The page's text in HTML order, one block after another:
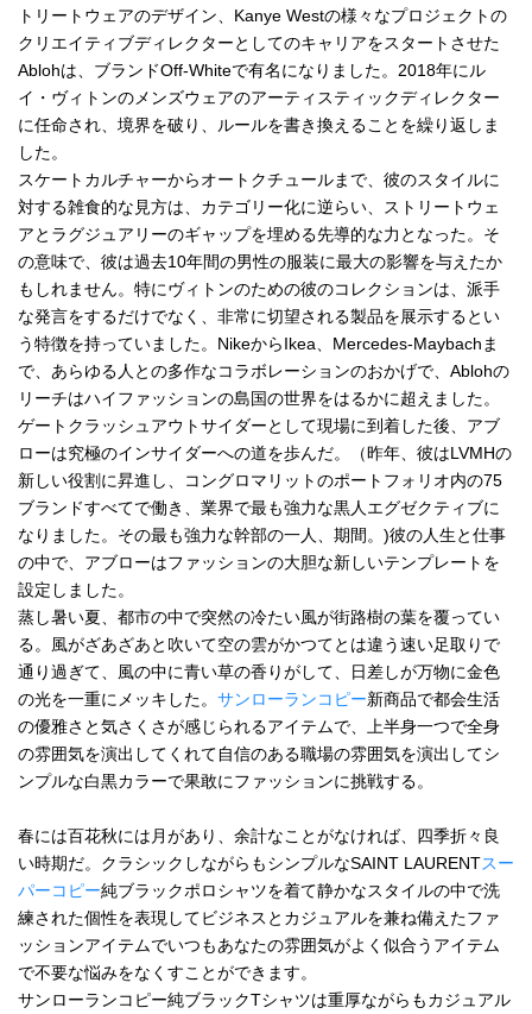
トリートウェアのデザイン、Kanye Westの様々なプロジェクトの
クリエイティブディレクターとしてのキャリアをスタートさせた
Ablohは、ブランドOff-Whiteで有名になりました。2018年にル
イ・ヴィトンのメンズウェアのアーティスティックディレクター
に任命され、境界を破り、ルールを書き換えることを繰り返しま
した。
スケートカルチャーからオートクチュールまで、彼のスタイルに
対する雑食的な見方は、カテゴリー化に逆らい、ストリートウェ
アとラグジュアリーのギャップを埋める先導的な力となった。そ
の意味で、彼は過去10年間の男性の服装に最大の影響を与えたか
もしれません。特にヴィトンのための彼のコレクションは、派手
な発言をするだけでなく、非常に切望される製品を展示するとい
う特徴を持っていました。NikeからIkea、Mercedes-Maybachま
で、あらゆる人との多作なコラボレーションのおかげで、Ablohの
リーチはハイファッションの島国の世界をはるかに超えました。
ゲートクラッシュアウトサイダーとして現場に到着した後、アブ
ローは究極のインサイダーへの道を歩んだ。（昨年、彼はLVMHの
新しい役割に昇進し、コングロマリットのポートフォリオ内の75
ブランドすべてで働き、業界で最も強力な黒人エグゼクティブに
なりました。その最も強力な幹部の一人、期間。)彼の人生と仕事
の中で、アブローはファッションの大胆な新しいテンプレートを
設定しました。
蒸し暑い夏、都市の中で突然の冷たい風が街路樹の葉を覆ってい
る。風がざあざあと吹いて空の雲がかつてとは違う速い足取りで
通り過ぎて、風の中に青い草の香りがして、日差しが万物に金色
の光を一重にメッキした。 サンローランコピー新商品で都会生活
の優雅さと気さくさが感じられるアイテムで、上半身一つで全身
の雰囲気を演出してくれて自信のある職場の雰囲気を演出してシ
ンプルな白黒カラーで果敢にファッションに挑戦する。
春には百花秋には月があり、余計なことがなければ、四季折々良
い時期だ。クラシックしながらもシンプルなSAINT LAURENTスー
パーコピー純ブラックポロシャツを着て静かなスタイルの中で洗
練された個性を表現してビジネスとカジュアルを兼ね備えたファ
ッションアイテムでいつもあなたの雰囲気がよく似合うアイテム
で不要な悩みをなくすことができます。
サンローランコピー純ブラックTシャツは重厚ながらもカジュアル